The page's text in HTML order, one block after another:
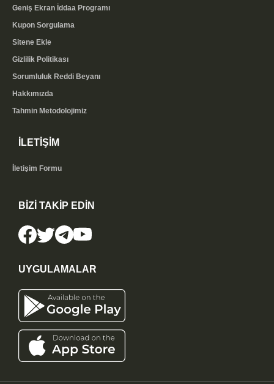
Geniş Ekran İddaa Programı
Kupon Sorgulama
Sitene Ekle
Gizlilik Politikası
Sorumluluk Reddi Beyanı
Hakkımızda
Tahmin Metodolojimiz
İLETİŞİM
İletişim Formu
BİZİ TAKİP EDİN
UYGULAMALAR